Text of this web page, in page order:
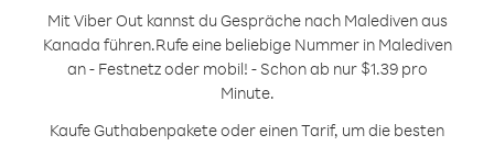
Mit Viber Out kannst du Gespräche nach Malediven aus
Kanada führen.Rufe eine beliebige Nummer in Malediven
an - Festnetz oder mobil! - Schon ab nur $1.39 pro
Minute.
Kaufe Guthabenpakete oder einen Tarif, um die besten